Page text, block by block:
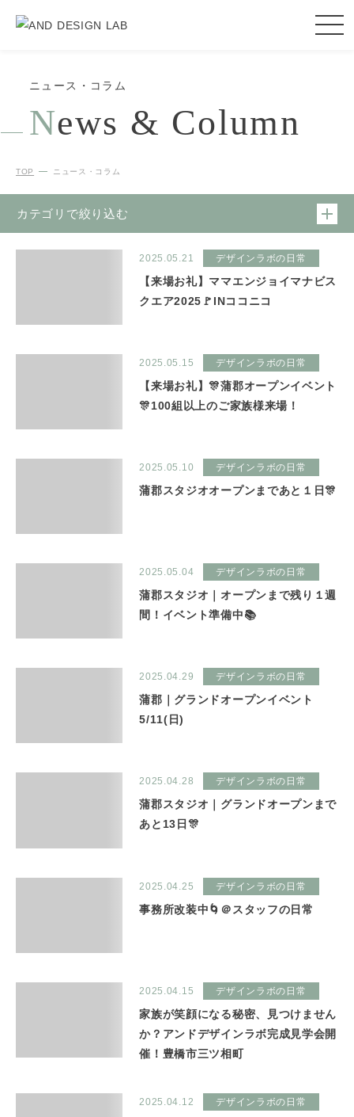
ニュース・コラム
News & Column
TOP ニュース・コラム
カテゴリで絞り込む
2025.05.21 デザインラボの日常
【来場お礼】ママエンジョイマナビス
クエア2025🚩INココニコ
2025.05.15 デザインラボの日常
【来場お礼】🎊蒲郡オープンイベント
🎊100組以上のご家族様来場！
2025.05.10 デザインラボの日常
蒲郡スタジオオープンまであと１日🎊
2025.05.04 デザインラボの日常
蒲郡スタジオ｜オープンまで残り１週
間！イベント準備中📚
2025.04.29 デザインラボの日常
蒲郡｜グランドオープンイベント
5/11(日)
2025.04.28 デザインラボの日常
蒲郡スタジオ｜グランドオープンまで
あと13日🎊
2025.04.25 デザインラボの日常
事務所改装中🌀＠スタッフの日常
2025.04.15 デザインラボの日常
家族が笑顔になる秘密、見つけません
か？アンドデザインラボ完成見学会開
催！豊橋市三ツ相町
2025.04.12 デザインラボの日常